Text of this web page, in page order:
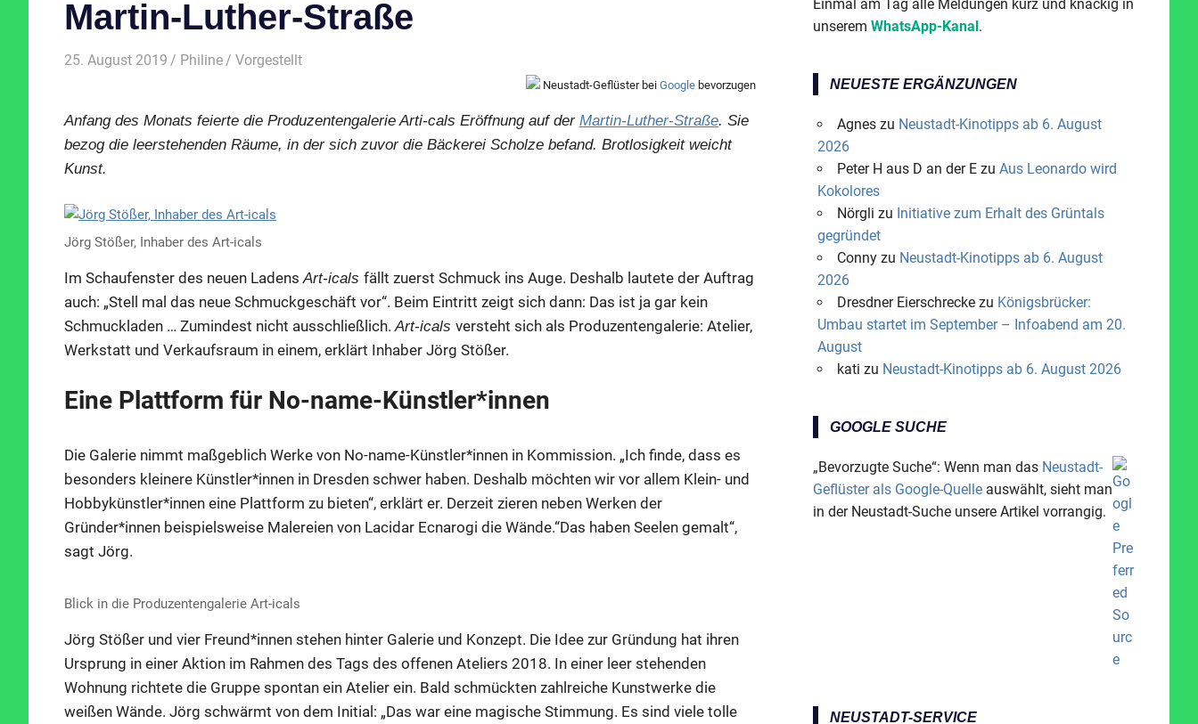
Martin-Luther-Straße
25. August 2019 Philine Vorgestellt
Neustadt-Geflüster bei Google bevorzugen
Anfang des Monats feierte die Produzentengalerie Arti-cals Eröffnung auf der Martin-Luther-Straße. Sie
bezog die leerstehenden Räume, in der sich zuvor die Bäckerei Scholze befand. Brotlosigkeit weicht
Kunst.
Jörg Stößer, Inhaber des Art-icals
Im Schaufenster des neuen LadensArt-icals fällt zuerst Schmuck ins Auge. Deshalb lautete der Auftrag
auch: „Stell mal das neue Schmuckgeschäft vor“. Beim Eintritt zeigt sich dann: Das ist ja gar kein
Schmuckladen … Zumindest nicht ausschließlich.Art-icals versteht sich als Produzentengalerie: Atelier,
Werkstatt und Verkaufsraum in einem, erklärt Inhaber Jörg Stößer.
Eine Plattform für No-name-Künstler*innen
Die Galerie nimmt maßgeblich Werke von No-name-Künstler*innen in Kommission. „Ich finde, dass es
besonders kleinere Künstler*innen in Dresden schwer haben. Deshalb möchten wir vor allem Klein- und
Hobbykünstler*innen eine Plattform zu bieten“, erklärt er. Derzeit zieren neben Werken der
Gründer*innen beispielsweise Malereien von Lacidar Ecnarogi die Wände.“Das haben Seelen gemalt“,
sagt Jörg.
Blick in die Produzentengalerie Art-icals
Jörg Stößer und vier Freund*innen stehen hinter Galerie und Konzept. Die Idee zur Gründung hat ihren
Ursprung in einer Aktion im Rahmen des Tags des offenen Ateliers 2018. In einer leer stehenden
Wohnung richtete die Gruppe spontan ein Atelier ein. Bald schmückten zahlreiche Kunstwerke die
weißen Wände. Jörg schwärmt von dem Initial: „Das war eine magische Stimmung. Es sind viele tolle
Einmal am Tag alle Meldungen kurz und knackig in
unserem WhatsApp-Kanal.
NEUESTE ERGÄNZUNGEN
Agneszu Neustadt-Kinotipps ab 6. August
2026
Peter H aus D an der Ezu Aus Leonardo wird
Kokolores
Nörgli zu Initiative zum Erhalt des Grüntals
gegründet
Connyzu Neustadt-Kinotipps ab 6. August
2026
Dresdner Eierschreckezu Königsbrücker:
Umbau startet im September – Infoabend am 20.
August
kati zu Neustadt-Kinotipps ab 6. August 2026
GOOGLE SUCHE
„Bevorzugte Suche“: Wenn man das Neustadt-
Geflüster als Google-Quelle auswählt, sieht man
in der Neustadt-Suche unsere Artikel vorrangig.
NEUSTADT-SERVICE